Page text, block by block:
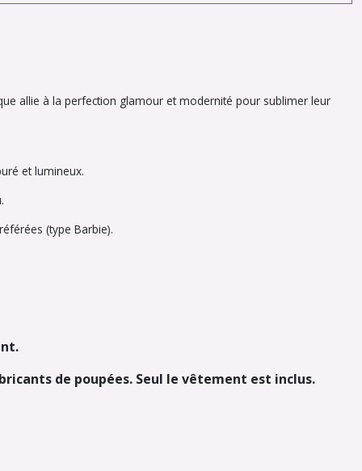
allie à la perfection glamour et modernité pour sublimer leur
et lumineux.
(type Barbie).
de poupées. Seul le vêtement est inclus.